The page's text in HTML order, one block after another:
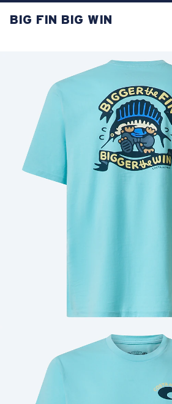
OBJETIVO ACTUALIZADO
Precio: Sin cargo
Cantidad:
BIG FIN BIG WIN